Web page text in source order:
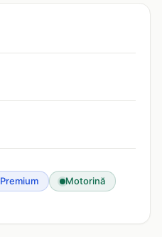
Motorină